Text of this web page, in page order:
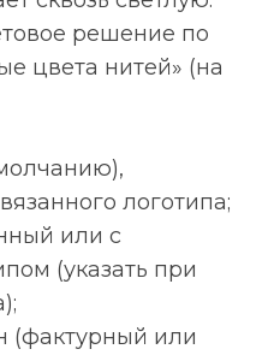
решение по
цвета нитей» (на
логотипа;
или с
(указать при
(фактурный или